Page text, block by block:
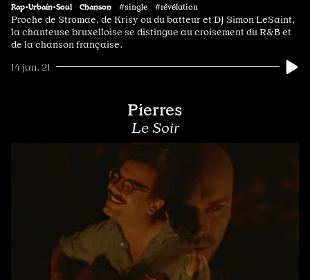
Rap•Urbain•Soul Chanson #single #révélation
Proche de Stromae, de Krisy ou du batteur et DJ Simon LeSaint,
la chanteuse bruxelloise se distingue au croisement du R&B et
de la chanson française.
14 jan. 21
Pierres
Le Soir